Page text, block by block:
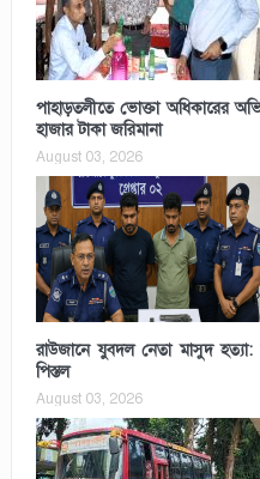
পাহাড়তলীতে ভোক্তা অধিকারের
হাজার টাকা জরিমানা
August 03, 2026
রাউজানে যুবদল নেতা মাসুদ হত্যা:
পিস্তল
August 03, 2026